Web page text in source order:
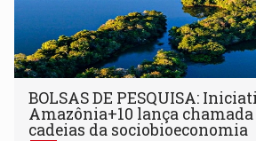
BOLSAS DE PESQUISA:
Amazônia+10 lança
cadeias da sociobioeconomia